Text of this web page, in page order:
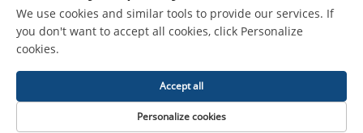
Политика за поверителност
We use cookies and similar tools to provide our services. If
you don't want to accept all cookies, click Personalize
cookies.
Personalize cookies
Accept all